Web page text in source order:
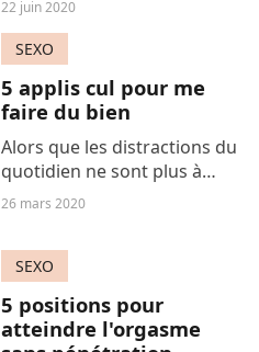
confient sur le pourquoi et le
comment de leur romance
adultérine.
22 juin 2020
SEXO
5 applis cul pour me
faire du bien
Alors que les distractions du
quotidien ne sont plus à
portée de main, c'est
si la technique - ou
l'imagination - vous...
26 mars 2020
SEXO
5 positions pour
atteindre l'orgasme